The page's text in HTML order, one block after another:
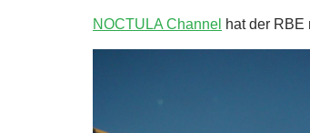
NOCTULA Channel hat der RBE